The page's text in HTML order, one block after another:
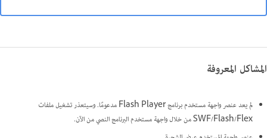
المشاكل المعروفة
لم يعد عنصر واجهة مستخدم برنامج Flash Player مدعومًا. وسيتعذر تشغيل ملفات
SWF/Flash/Flex من خلال واجهة مستخدم البرنامج النصي من الآن.